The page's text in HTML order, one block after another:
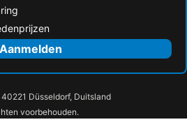
Aanmelden
40221 Düsseldorf, Duitsland
voorbehouden.